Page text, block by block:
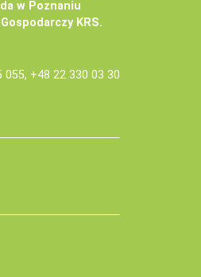
w Poznaniu
KRS.
+48 22 330 03 30